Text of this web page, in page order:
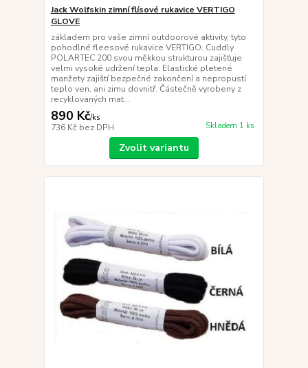
Jack Wolfskin zimní flísové rukavice VERTIGO
GLOVE
základem pro vaše zimní outdoorové aktivity, tyto
pohodlné fleesové rukavice VERTIGO. Cuddly
POLARTEC 200 svou měkkou strukturou zajišťuje
velmi vysoké udržení tepla. Elastické pletené
manžety zajiští bezpečné zakončení a nepropustí
teplo ven, ani zimu dovnitř. Částečně vyrobeny z
recyklovaných mat...
890 Kč/ks
736 Kč bez DPH Skladem 1 ks
Zvolit variantu